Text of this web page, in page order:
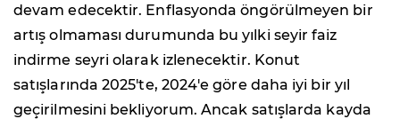
devam edecektir. Enflasyonda öngörülmeyen bir
artış olmaması durumunda bu yılki seyir faiz
indirme seyri olarak izlenecektir. Konut
satışlarında 2025'te, 2024'e göre daha iyi bir yıl
geçirilmesini bekliyorum. Ancak satışlarda kayda